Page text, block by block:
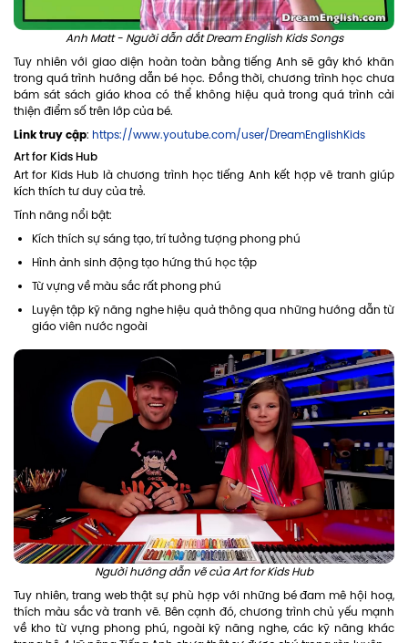
Anh Matt - Người dẫn dắt Dream English Kids Songs
Tuy nhiên với giao diện hoàn toàn bằng tiếng Anh sẽ gây khó khăn
trong quá trình hướng dẫn bé học. Đồng thời, chương trình học chưa
bám sát sách giáo khoa có thể không hiệu quả trong quá trình cải
thiện điểm số trên lớp của bé.
Link truy cập: https://www.youtube.com/user/DreamEnglishKids
Art for Kids Hub
Art for Kids Hub là chương trình học tiếng Anh kết hợp vẽ tranh giúp
kích thích tư duy của trẻ.
Tính năng nổi bật:
Kích thích sự sáng tạo, trí tưởng tượng phong phú
Hình ảnh sinh động tạo hứng thú học tập
Từ vựng về màu sắc rất phong phú
Luyện tập kỹ năng nghe hiệu quả thông qua những hướng dẫn từ
giáo viên nước ngoài
Người hướng dẫn vẽ của Art for Kids Hub
Tuy nhiên, trang web thật sự phù hợp với những bé đam mê hội hoạ,
thích màu sắc và tranh vẽ. Bên cạnh đó, chương trình chủ yếu mạnh
về kho từ vựng phong phú, ngoài kỹ năng nghe, các kỹ năng khác